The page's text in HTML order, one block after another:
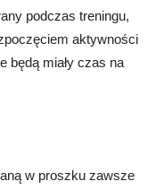
podczas treningu,
aktywności
będą miały czas na
w proszku zawsze